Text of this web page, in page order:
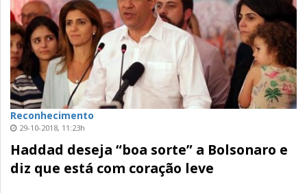
Reconhecimento
29-10-2018, 11:23h
Haddad deseja “boa sorte” a Bolsonaro e
diz que está com coração leve